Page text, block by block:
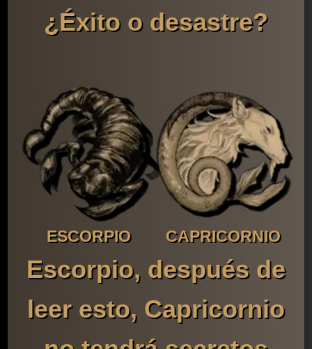
¿Éxito o desastre?
ESCORPIO CAPRICORNIO
Escorpio, después de
leer esto, Capricornio